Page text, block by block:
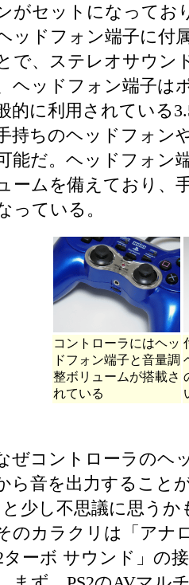
がセットになってお
ッドフォン端子に付
で、ステレオサウン
ヘッドフォン端子は
的に利用されている
持ちのヘッドフォン
能だ。ヘッドフォン
ームを備えており、
っている。
コントローラにはヘッ
ドフォン端子と音量調
整ボリュームが搭載さ
れている
ぜコントローラのヘ
ら音を出力すること
と少し不思議に思うか
のカラクリは「アナ
ターボ サウンド」の